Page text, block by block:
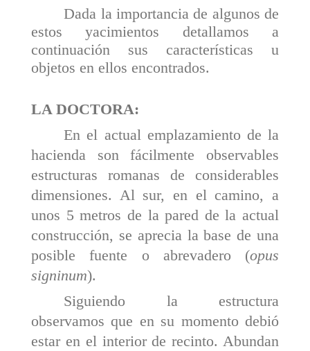
Dada la importancia de algunos de
estos yaci­mientos detallamos a
continuación sus características u
objetos en ellos encontrados.
LA DOCTORA:
En el actual emplazamiento de la
hacienda son fácilmente observables
estructuras romanas de conside­rables
dimensiones. Al sur, en el camino, a
unos 5 metros de la pared de la actual
construcción, se aprecia la base de una
posible fuente o abrevadero (opus
signinum).
Siguiendo la estructura
observamos que en su momento debió
estar en el interior de recinto. Abundan